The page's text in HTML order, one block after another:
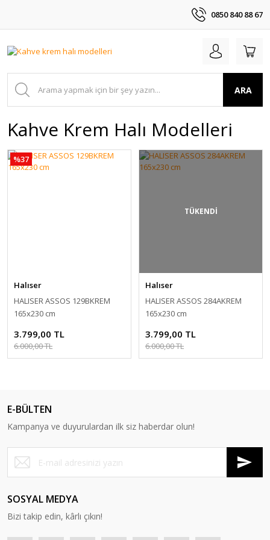
0850 840 88 67
ARA
Kahve Krem Halı Modelleri
%37
Halıser
HALISER ASSOS 129BKREM
165x230 cm
3.799,00 TL
6.000,00 TL
TÜKENDİ
Halıser
HALISER ASSOS 284AKREM
165x230 cm
3.799,00 TL
6.000,00 TL
E-BÜLTEN
Kampanya ve duyurulardan ilk siz haberdar olun!
SOSYAL MEDYA
Bizi takip edin, kârlı çıkın!